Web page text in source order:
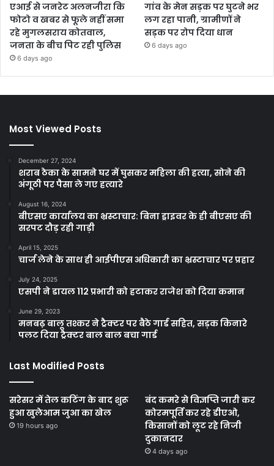
एआई से जनरेट अलनजीरा कि
फोटो व खबर से फूले नहीं समा
रहे मुगलसराय कोतवाल,
जनता के बीच पिट रही पुलिस
6 days ago
गांव के मेन सड़क पर घुटने भर
लग रहा पानी, ग्रामीणों ने
सड़क पर रोप दिया धान
6 days ago
Most Viewed Posts
December 27, 2024
शराब ठेका के सामने घर में घुसकर महिला की हत्या, सोने की
अंगूठी पर पैसा ले गए हत्यारे
August 16, 2024
बीएसए कार्यालय का भ्रस्टाचार: बिना ड्राइवर के ही बीएसए की
सरपट दौड़ रही गाड़ी
April 15, 2025
चार्ज लेने के साथ ही आईपीएस अधिकारी का भ्रस्टाचार पर प्रहार
July 24, 2025
एसपी ने डायल 112 प्रभारी को हटाकर राजेश को दिया कमान
June 29, 2023
मनबढ़ बालू तश्कर ने ट्रैक्टर पर बैठे गार्ड सहित, सड़क किनारे
पलट दिया ट्रैक्टर बाल बाल बचा गार्ड
Last Modified Posts
सरेसर में तेल कटिंग के बाद शुरू
हुआ खुलेआम जुआ का खेल
19 hours ago
बंद कमरे से विज्ञप्ति जारी कर
कोरमपूर्ति कर रहे डीएओ,
किसानों को लूट रहे निजी
दुकानदार
4 days ago